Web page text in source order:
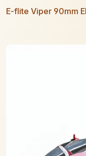
E-flite Viper 90mm